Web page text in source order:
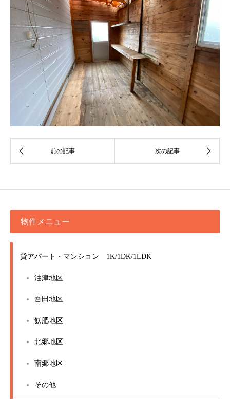
物件メニュー
貸アパート・マンション 1K/1DK/1LDK
油津地区
吾田地区
飫肥地区
北郷地区
南郷地区
その他